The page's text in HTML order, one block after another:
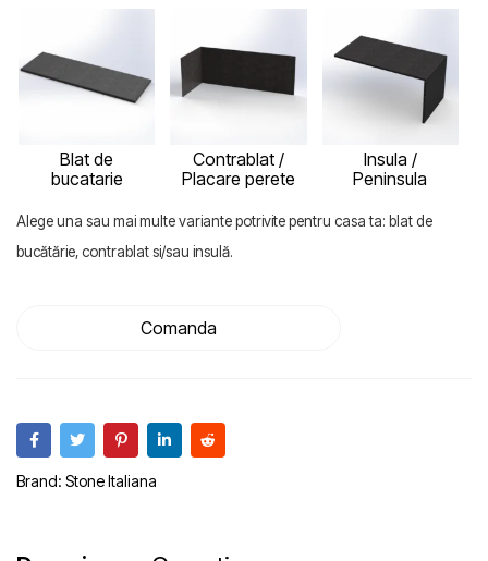
Blat de
bucatarie
Contrablat /
Placare perete
Insula /
Peninsula
Alege una sau mai multe variante potrivite pentru casa ta: blat de
bucătărie, contrablat si/sau insulă.
Comanda
Brand: Stone Italiana